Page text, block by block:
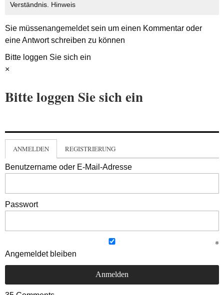
Verständnis. Hinweis
Sie müssenangemeldetsein um einen Kommentar oder
eine Antwort schreiben zu können
Bitte loggen Sie sich ein
×
Bitte loggen Sie sich ein
ANMELDEN REGISTRIERUNG
Benutzername oder E-Mail-Adresse
Passwort
Angemeldet bleiben